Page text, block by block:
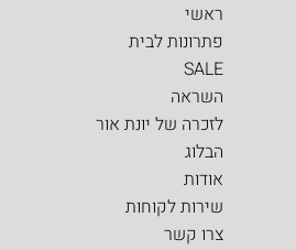
ראשי
פתרונות לבית
SALE
השראה
לזכרה של יונת אור
הבלוג
אודות
שירות לקוחות
צרו קשר